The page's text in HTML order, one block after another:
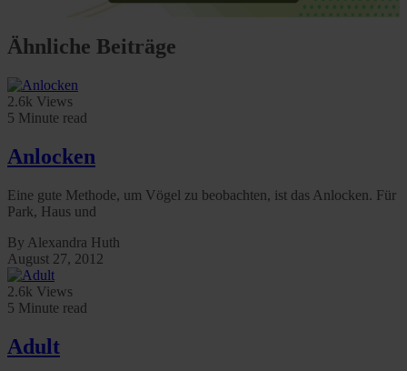
Ähnliche Beiträge
2.6k Views
5 Minute read
Anlocken
Eine gute Methode, um Vögel zu beobachten, ist das Anlocken. Für
Park, Haus und
By Alexandra Huth
August 27, 2012
2.6k Views
5 Minute read
Adult